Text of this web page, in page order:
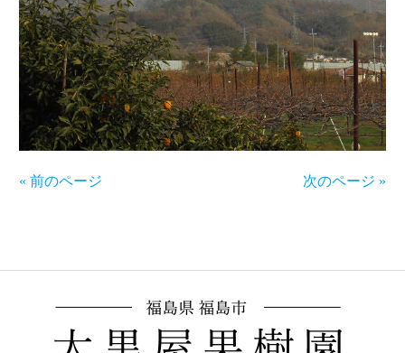
« 前のページ 次のページ »